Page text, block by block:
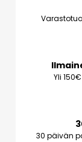
Yli
30 päivän